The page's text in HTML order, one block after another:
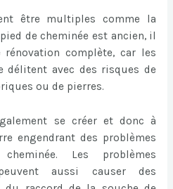
être multiples comme la
de cheminée est ancien, il
complète, car les
délitent avec des risques de
ou de pierres.
se créer et donc à
engendrant des problèmes
Les problèmes
aussi causer des